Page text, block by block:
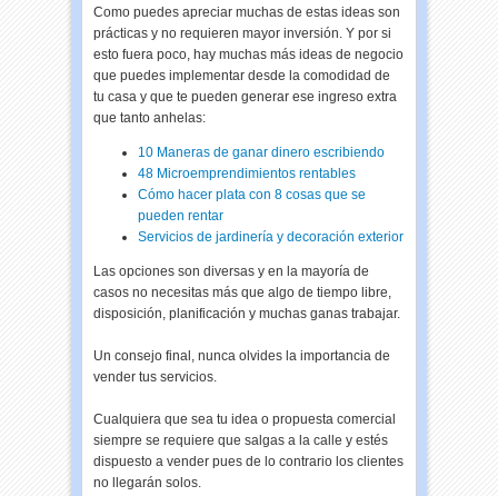
Como puedes apreciar muchas de estas ideas son
prácticas y no requieren mayor inversión. Y por si
esto fuera poco, hay muchas más ideas de negocio
que puedes implementar desde la comodidad de
tu casa y que te pueden generar ese ingreso extra
que tanto anhelas:
10 Maneras de ganar dinero escribiendo
48 Microemprendimientos rentables
Cómo hacer plata con 8 cosas que se
pueden rentar
Servicios de jardinería y decoración exterior
Las opciones son diversas y en la mayoría de
casos no necesitas más que algo de tiempo libre,
disposición, planificación y muchas ganas trabajar.
Un consejo final, nunca olvides la importancia de
vender tus servicios.
Cualquiera que sea tu idea o propuesta comercial
siempre se requiere que salgas a la calle y estés
dispuesto a vender pues de lo contrario los clientes
no llegarán solos.